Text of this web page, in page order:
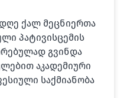
ქალ მეცნიერთა
პატივისცემის
გვინდა
აკადემიური
საქმიანობა